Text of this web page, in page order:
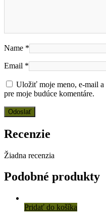
Name *
Email *
Uložiť moje meno, e-mail
pre moje budúce komentáre.
Recenzie
Žiadna recenzia
Podobné produkty
Pridať do košíka